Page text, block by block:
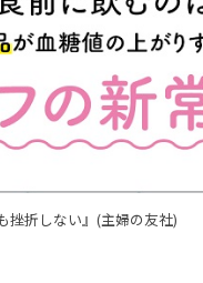
挫折しない』(主婦の友社)